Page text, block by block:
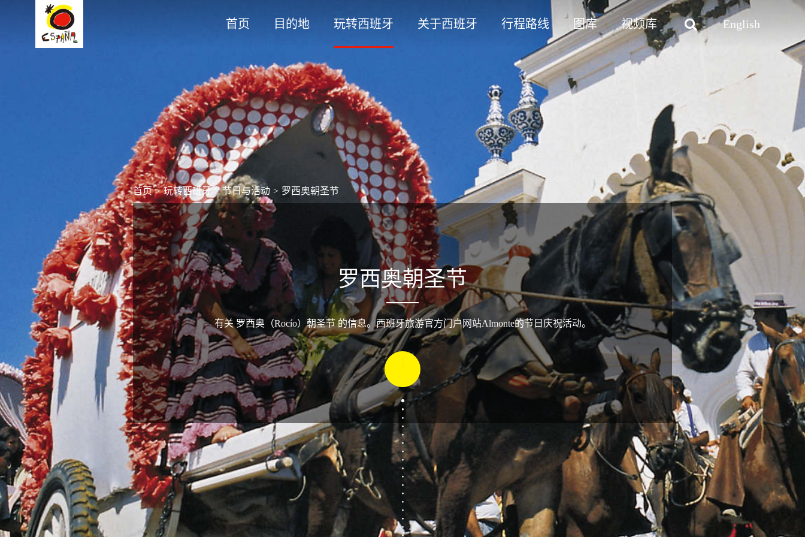
首页 目的地 玩转西班牙 关于西班牙 行程路线 图库 视频库 English
首页 > 玩转西班牙 > 节日与活动 > 罗西奥朝圣节
罗西奥朝圣节
有关 罗西奥（Rocío）朝圣节 的信息。西班牙旅游官方门户网站Almonte的节日庆祝活动。